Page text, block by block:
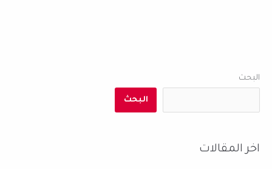
البحث
البحث
اخر المقالات